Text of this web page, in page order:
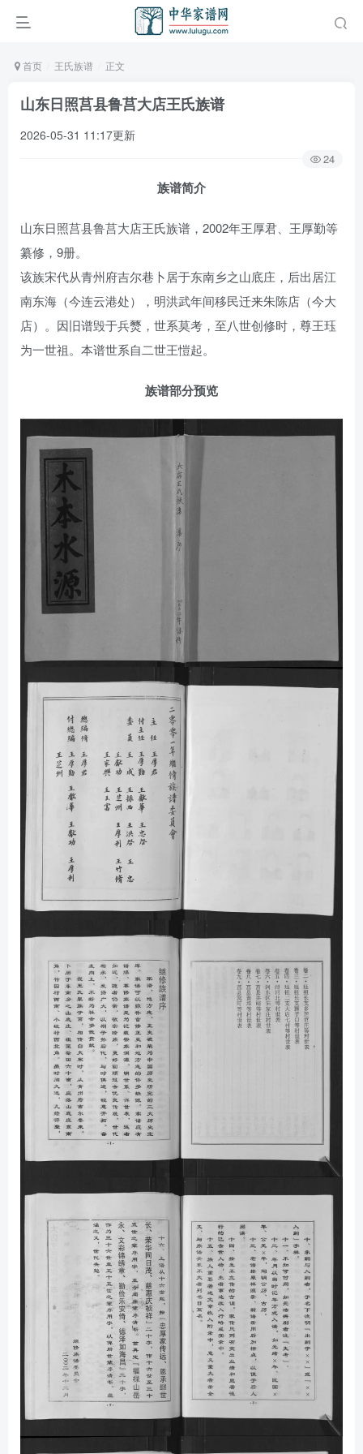
首页 王氏族谱 正文
山东日照莒县鲁莒大店王氏族谱
2026-05-31 11:17更新
24
族谱简介
山东日照莒县鲁莒大店王氏族谱，2002年王厚君、王厚勤等
纂修，9册。
该族宋代从青州府吉尔巷卜居于东南乡之山底庄，后出居江
南东海（今连云港处），明洪武年间移民迁来朱陈店（今大
店）。因旧谱毁于兵燹，世系莫考，至八世创修时，尊王珏
为一世祖。本谱世系自二世王愷起。
族谱部分预览